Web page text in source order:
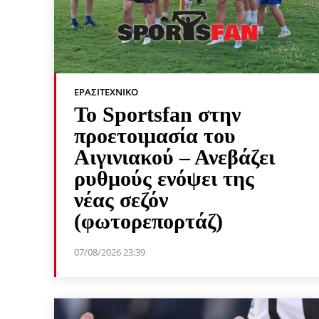
ΕΡΑΣΙΤΕΧΝΙΚΟ
Το Sportsfan στην
προετοιμασία του
Αιγινιακού – Ανεβάζει
ρυθμούς ενόψει της
νέας σεζόν
(φωτορεπορτάζ)
07/08/2026 23:39